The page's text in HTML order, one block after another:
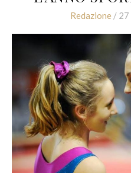
Redazione/ 27